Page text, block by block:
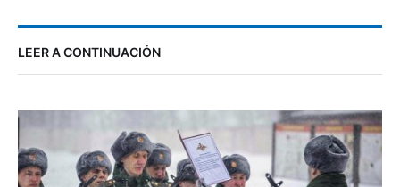
LEER A CONTINUACIÓN